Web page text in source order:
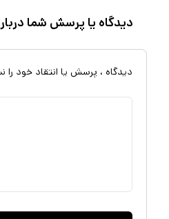
دیدگاه یا پرسش شما
دیدگاه ، پرسش یا انتقاد خود را